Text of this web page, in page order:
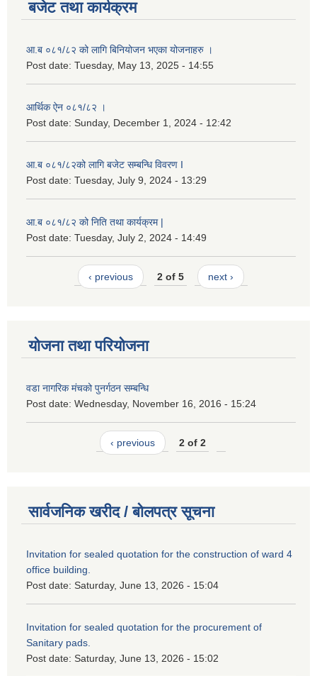
बजेट तथा कार्यक्रम
आ.ब ०८१/८२ को लागि बिनियोजन भएका योजनाहरु ।
Post date: Tuesday, May 13, 2025 - 14:55
आर्थिक ऐन ०८१/८२ ।
Post date: Sunday, December 1, 2024 - 12:42
आ.ब ०८१/८२को लागि बजेट सम्बन्धि विवरण I
Post date: Tuesday, July 9, 2024 - 13:29
आ.ब ०८१/८२ को निति तथा कार्यक्रम |
Post date: Tuesday, July 2, 2024 - 14:49
‹ previous 2 of 5 next ›
योजना तथा परियोजना
वडा नागरिक मंचको पुनर्गठन सम्बन्धि
Post date: Wednesday, November 16, 2016 - 15:24
‹ previous 2 of 2
सार्वजनिक खरीद / बोलपत्र सूचना
Invitation for sealed quotation for the construction of ward 4
office building.
Post date: Saturday, June 13, 2026 - 15:04
Invitation for sealed quotation for the procurement of
Sanitary pads.
Post date: Saturday, June 13, 2026 - 15:02